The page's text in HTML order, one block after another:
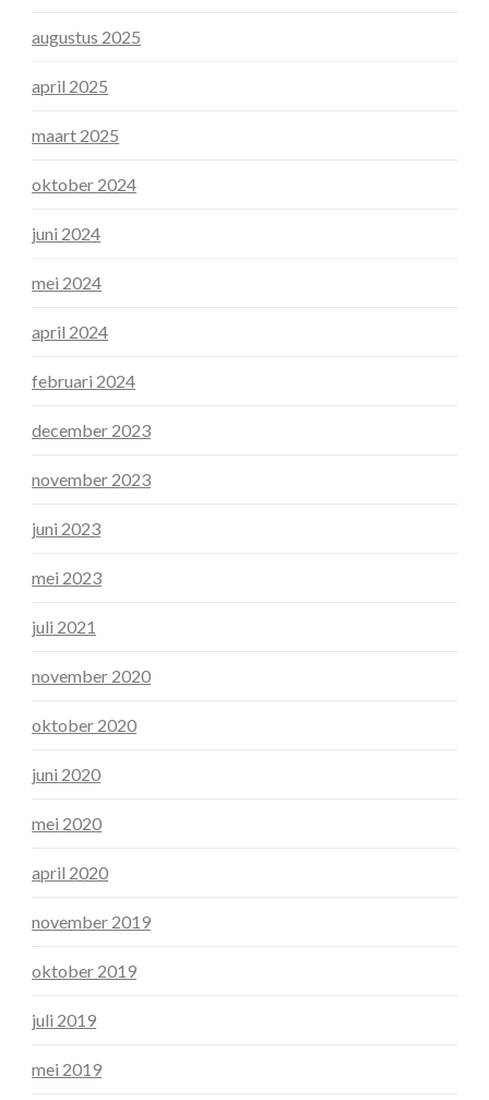
augustus 2025
april 2025
maart 2025
oktober 2024
juni 2024
mei 2024
april 2024
februari 2024
december 2023
november 2023
juni 2023
mei 2023
juli 2021
november 2020
oktober 2020
juni 2020
mei 2020
april 2020
november 2019
oktober 2019
juli 2019
mei 2019